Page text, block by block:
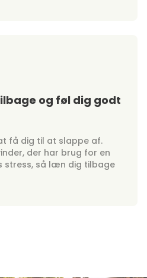
og føl dig godt
få dig til at slappe af.
der har brug for en
stress, så læn dig tilbage